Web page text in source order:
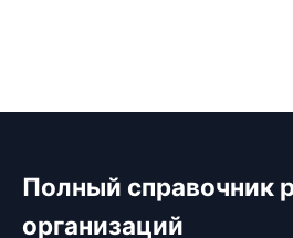
Полный справочник
организаций